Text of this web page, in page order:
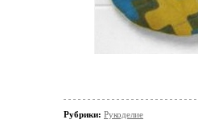
Рубрики: Рукоделие